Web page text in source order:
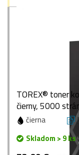
TOREX® toner
čierny, 5000
čierna
Skladom > 9 ks